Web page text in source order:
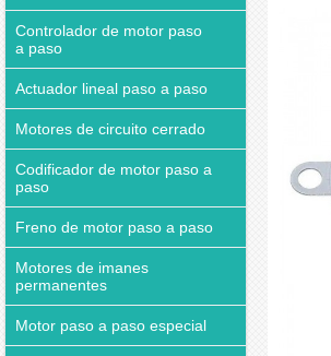
Controlador de motor paso
a paso
Actuador lineal paso a paso
Motores de circuito cerrado
Codificador de motor paso a
paso
Freno de motor paso a paso
Motores de imanes
permanentes
Motor paso a paso especial